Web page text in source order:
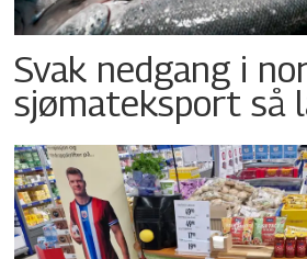
Svak nedgang i
sjømateksport så